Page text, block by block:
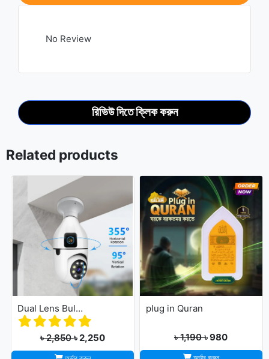
No Review
রিভিউ দিতে ক্লিক করুন
Related products
Dual Lens Bulb Holder Camera V380 Pro Apps 1080p full Hd Resulation cctv camera
৳ 2,850৳ 2,250
plug in Quran
৳ 1,190৳ 980